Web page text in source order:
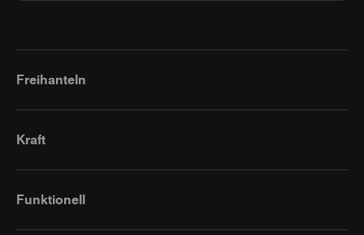
Freihanteln
Kraft
Funktionell